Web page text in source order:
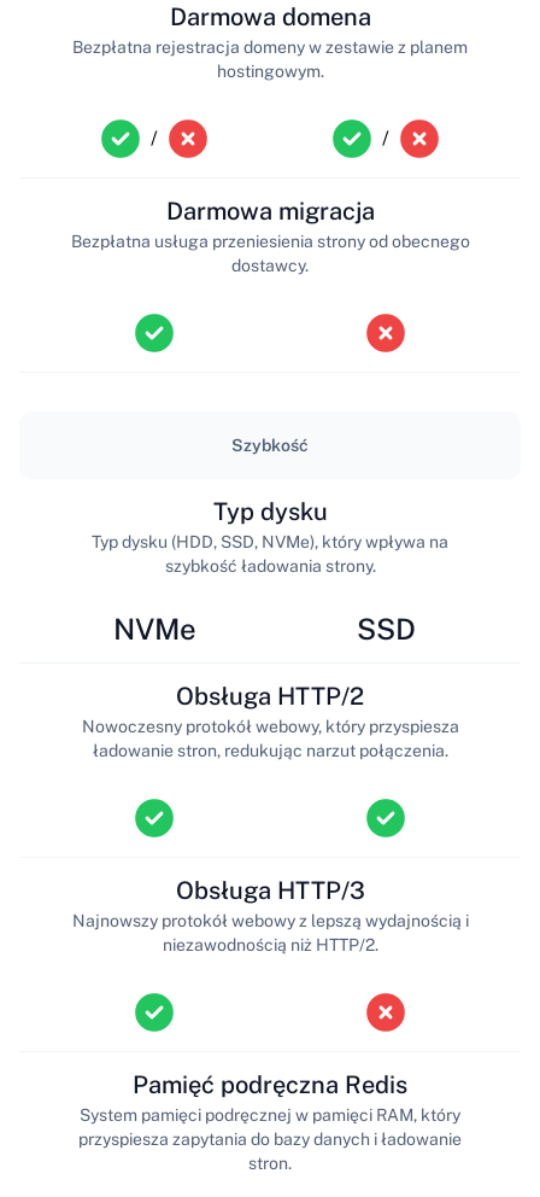
/
Darmowa domena
Bezpłatna rejestracja domeny w zestawie z planem
hostingowym.
/
Darmowa migracja
Bezpłatna usługa przeniesienia strony od obecnego
dostawcy.
Szybkość
NVMe
Typ dysku
Typ dysku (HDD, SSD, NVMe), który wpływa na
szybkość ładowania strony.
SSD
Obsługa HTTP/2
Nowoczesny protokół webowy, który przyspiesza
ładowanie stron, redukując narzut połączenia.
Obsługa HTTP/3
Najnowszy protokół webowy z lepszą wydajnością i
niezawodnością niż HTTP/2.
Pamięć podręczna Redis
System pamięci podręcznej w pamięci RAM, który
przyspiesza zapytania do bazy danych i ładowanie
stron.